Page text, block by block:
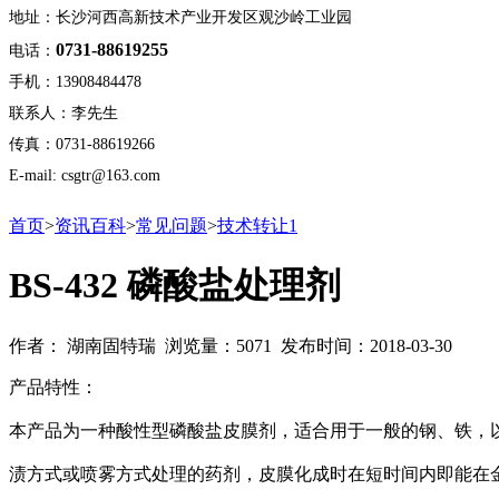
地址：长沙河西高新技术产业开发区观沙岭工业园
电话： 0731-88619255
手机：13908484478
联系人：李先生
传真：0731-88619266
E-mail: csgtr@163.com
首页>资讯百科>常见问题>技术转让1
BS-432 磷酸盐处理剂
作者： 湖南固特瑞 浏览量：5071 发布时间：2018-03-30
产品特性：
本产品为一种酸性型磷酸盐皮膜剂，适合用于一般的钢、铁，
渍方式或喷雾方式处理的药剂，皮膜化成时在短时间内即能在